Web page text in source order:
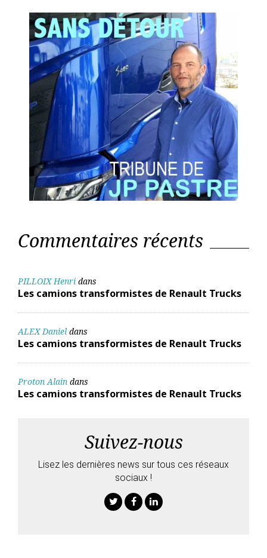
Commentaires récents
PILLOIX Henri dans
Les camions transformistes de Renault Trucks
ALEX Daniel dans
Les camions transformistes de Renault Trucks
Proton Alain dans
Les camions transformistes de Renault Trucks
Suivez-nous
Lisez les dernières news sur tous ces réseaux
sociaux !